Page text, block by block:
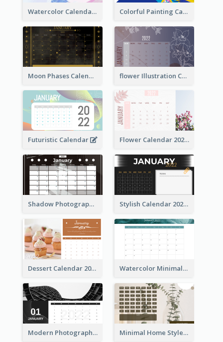
Watercolor Calendar With Notes Colorful Painting Calendar
Moon Phases Calendar flower Illustration Calendar 2022
Futuristic Calendar Flower Calendar 2022
Shadow Photography Calendar 2022 Stylish Calendar 2022
Dessert Calendar 2022 Watercolor Minimalist Calendar
Modern Photography Calendar 2022 Minimal Home Style Calendar